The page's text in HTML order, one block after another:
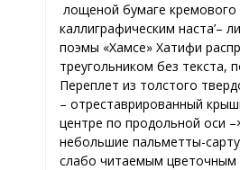
лощеной бумаге кремового
каллиграфическим наста’
поэмы «Хамсе» Хатифи
треугольником без текста,
Переплет из толстого
отреставрированный –
центре по продольной оси –
небольшие пальметты-
слабо читаемым цветочным